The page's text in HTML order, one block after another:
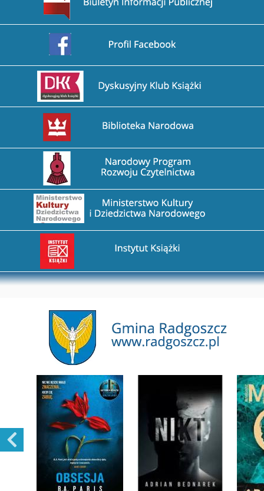
Przejdź na stronę Facebook
Przejdź na stronę DDK
Przejdź na stronę Biblioteka Narodowa
Przejdź na stronę Narodowy Program Rozwoju
Przejdź na stronę Ministerstwo Kultury i Dziedzictwa
Przejdź na stronę Instytut Książki